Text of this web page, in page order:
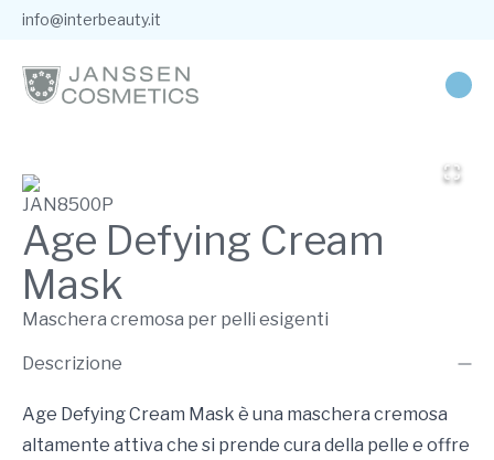
info@interbeauty.it
JAN8500P
Age Defying Cream
Mask
Maschera cremosa per pelli esigenti
Descrizione
Age Defying Cream Mask è una maschera cremosa
altamente attiva che si prende cura della pelle e offre